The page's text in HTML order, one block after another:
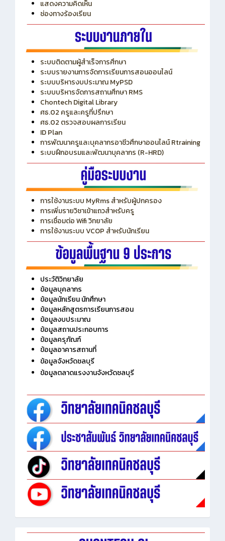
แสดงความคิดเห็น
ช่องทางร้องเรียน
ระบบติดตามผู้สำเร็จการศึกษา
ระบบรายงานการจัดการเรียนการสอนออนไลน์
ระบบบริหารงบประมาณ MyPSD
ระบบบริหารจัดการสถานศึกษา RMS
Chontech Digital Library
ศธ.02 ครูและครูที่ปรึกษา
ศธ.02 ตรวจสอบผลการเรียน
ID Plan
การพัฒนาครูและบุคลากรอาชีวศึกษาออนไลน์ Rtraining
ระบบฝึกอบรมและพัฒนาบุคลากร (R-HRD)
การใช้งานระบบ MyRms สำหรับผู้ปกครอง
การเพิ่มรายวิชาเข้าแถวสำหรับครู
การเชื่อมต่อ Wifi วิทยาลัย
การใช้งานระบบ VCOP สำหรับนักเรียน
ประวัติวิทยาลัย
ข้อมูลบุคลากร
ข้อมูลนักเรียน นักศึกษา
ข้อมูลหลักสูตรการเรียนการสอน
ข้อมูลงบประมาณ
ข้อมูลสถานประกอบการ
ข้อมูลครุภัณฑ์
ข้อมูลอาคารสถานที่
ข้อมูลจังหวัดชลบุรี
ข้อมูลตลาดแรงงานจังหวัดชลบุรี